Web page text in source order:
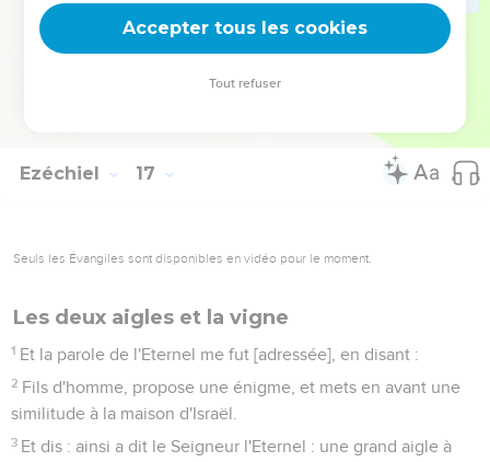
suis l'Eternel.
Afin que tu te souviennes [de ta vie passée], que tu en
sois honteuse, et que tu n'ouvres plus la bouche, à cause de
Ezéchiel 17
Seuls les Évangiles sont disponibles en vidéo pour le moment.
Les deux aigles et la vigne
1 Et la parole de l'Eternel me fut [adressée], en disant :
2 Fils d'homme, propose une énigme, et mets en avant une
similitude à la maison d'Israël.
3 Et dis : ainsi a dit le Seigneur l'Eternel : une grand aigle à
Accepter tous les cookies
Tout refuser